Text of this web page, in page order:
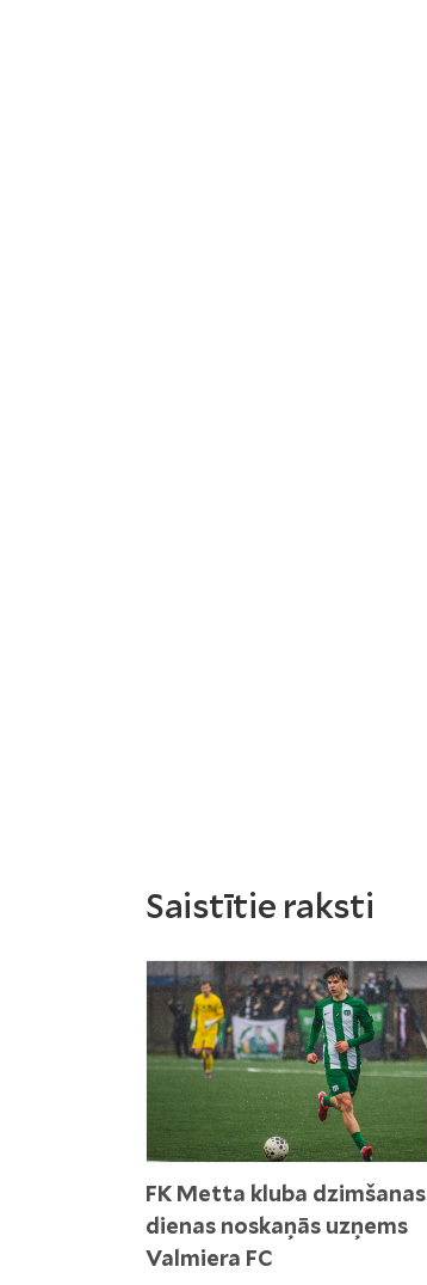
Saistītie raksti
FK Metta kluba dzimšanas
dienas noskaņās uzņems
Valmiera FC